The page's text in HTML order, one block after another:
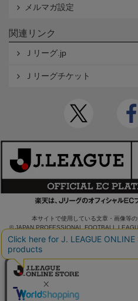
メルマガ設定
関連リンク
Ｊリーグ.jp
Ｊリーグチケット
本サイトで使用している文章・画像等
© JAPAN PROFESSIONAL FOOTBALL